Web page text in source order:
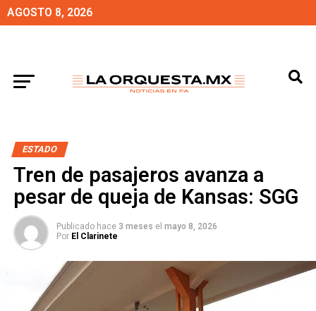
AGOSTO 8, 2026
ESTADO
Tren de pasajeros avanza a
pesar de queja de Kansas: SGG
Publicado hace 3 meses el mayo 8, 2026
Por El Clarinete